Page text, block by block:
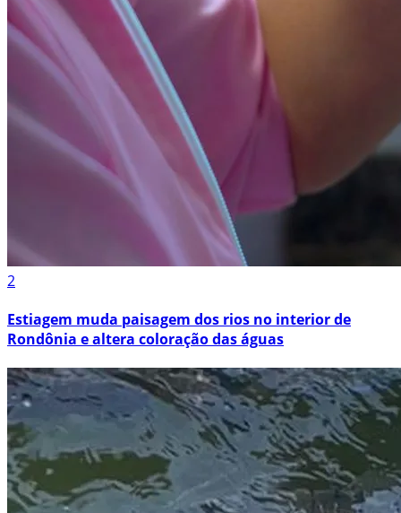
2
Estiagem muda paisagem dos rios no interior de
Rondônia e altera coloração das águas